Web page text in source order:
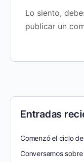
Lo siento,
publicar un
Entradas
Comenzó el ciclo
Conversemos